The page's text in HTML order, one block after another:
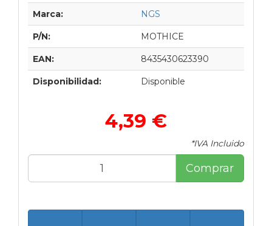
Marca: NGS
P/N: MOTHICE
EAN: 8435430623390
Disponibilidad: Disponible
4,39 €
*IVA Incluido
Comprar